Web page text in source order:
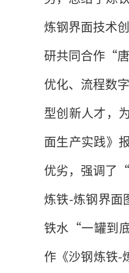
炼钢界面技术
研共同合作“
优化、流程数
型创新人才，
面生产实践》
优劣，强调了
炼铁-炼钢界面
铁水“一罐到
作《沙钢炼铁-